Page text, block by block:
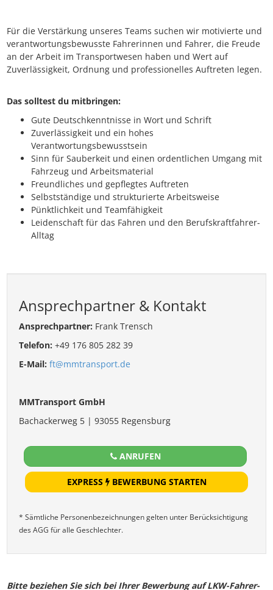
Für die Verstärkung unseres Teams suchen wir motivierte und
verantwortungsbewusste Fahrerinnen und Fahrer, die Freude
an der Arbeit im Transportwesen haben und Wert auf
Zuverlässigkeit, Ordnung und professionelles Auftreten legen.
Das solltest du mitbringen:
Gute Deutschkenntnisse in Wort und Schrift
Zuverlässigkeit und ein hohes
Verantwortungsbewusstsein
Sinn für Sauberkeit und einen ordentlichen Umgang mit
Fahrzeug und Arbeitsmaterial
Freundliches und gepflegtes Auftreten
Selbstständige und strukturierte Arbeitsweise
Pünktlichkeit und Teamfähigkeit
Leidenschaft für das Fahren und den Berufskraftfahrer-
Alltag
Ansprechpartner & Kontakt
Ansprechpartner: Frank Trensch
Telefon: +49 176 805 282 39
E-Mail: ft@mmtransport.de
MMTransport GmbH
Bachackerweg 5 | 93055 Regensburg
ANRUFEN
EXPRESS BEWERBUNG STARTEN
* Sämtliche Personenbezeichnungen gelten unter Berücksichtigung
des AGG für alle Geschlechter.
Bitte beziehen Sie sich bei Ihrer Bewerbung auf LKW-Fahrer-